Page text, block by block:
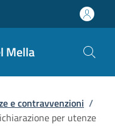
Mella
e contravvenzioni /
per utenze